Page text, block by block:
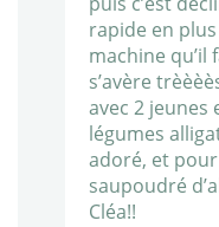
rapide en plus
machine qu’il
s’avère
avec 2 jeunes
légumes
adoré, et
saupoudré
Cléa!!